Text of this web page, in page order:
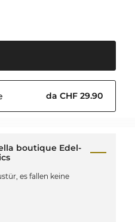
da CHF 29.90
boutique Edel-
es fallen keine